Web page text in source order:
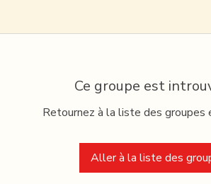
Ce groupe est
Retournez à la liste des groupes
Aller à la liste des